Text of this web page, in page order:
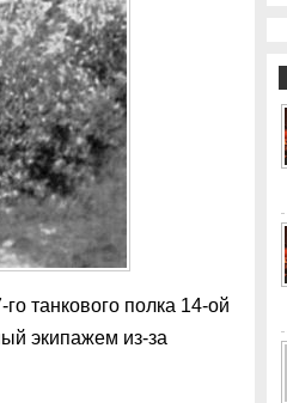
танкового полка 14-ой
экипажем из-за